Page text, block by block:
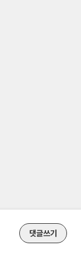
댓글쓰기